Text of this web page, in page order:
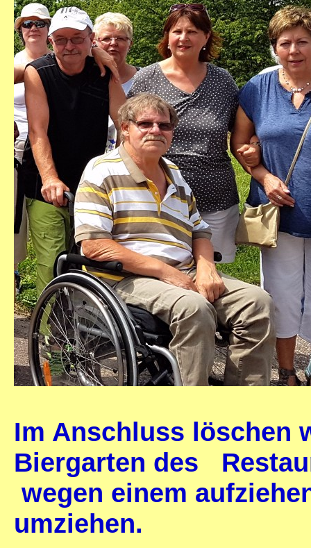
Im Anschluss löschen
Biergarten des
wegen einem
umziehen.